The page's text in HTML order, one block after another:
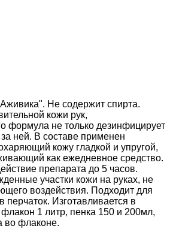
Не содержит спирта.
кожи рук,
формула не только дезинфицирует
ней. В составе применен
кожу гладкой и упругой,
как ежедневное средство.
препарата до 5 часов.
участки кожи на руках, не
воздействия. Подходит для
перчаток. Изготавливается в
1 литр, пенка 150 и 200мл,
во флаконе.